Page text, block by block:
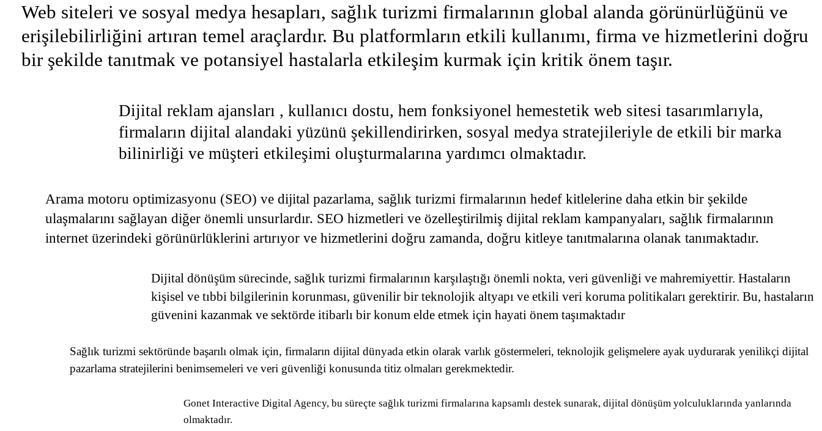
Web siteleri ve sosyal medya hesapları, sağlık turizmi firmalarının global alanda görünürlüğünü ve
erişilebilirliğini artıran temel araçlardır. Bu platformların etkili kullanımı, firma ve hizmetlerini doğru
bir şekilde tanıtmak ve potansiyel hastalarla etkileşim kurmak için kritik önem taşır.
Dijital reklam ajansları , kullanıcı dostu, hem fonksiyonel hemestetik web sitesi tasarımlarıyla,
firmaların dijital alandaki yüzünü şekillendirirken, sosyal medya stratejileriyle de etkili bir marka
bilinirliği ve müşteri etkileşimi oluşturmalarına yardımcı olmaktadır.
Arama motoru optimizasyonu (SEO) ve dijital pazarlama, sağlık turizmi firmalarının hedef kitlelerine daha etkin bir şekilde
ulaşmalarını sağlayan diğer önemli unsurlardır. SEO hizmetleri ve özelleştirilmiş dijital reklam kampanyaları, sağlık firmalarının
internet üzerindeki görünürlüklerini artırıyor ve hizmetlerini doğru zamanda, doğru kitleye tanıtmalarına olanak tanımaktadır.
Dijital dönüşüm sürecinde, sağlık turizmi firmalarının karşılaştığı önemli nokta, veri güvenliği ve mahremiyettir. Hastaların
kişisel ve tıbbi bilgilerinin korunması, güvenilir bir teknolojik altyapı ve etkili veri koruma politikaları gerektirir. Bu, hastaların
güvenini kazanmak ve sektörde itibarlı bir konum elde etmek için hayati önem taşımaktadır
Sağlık turizmi sektöründe başarılı olmak için, firmaların dijital dünyada etkin olarak varlık göstermeleri, teknolojik gelişmelere ayak uydurarak yenilikçi dijital
pazarlama stratejilerini benimsemeleri ve veri güvenliği konusunda titiz olmaları gerekmektedir.
Gonet Interactive Digital Agency, bu süreçte sağlık turizmi firmalarına kapsamlı destek sunarak, dijital dönüşüm yolculuklarında yanlarında
olmaktadır.